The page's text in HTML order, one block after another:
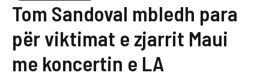
Tom Sandoval mbledh para
për viktimat e zjarrit Maui
me koncertin e LA